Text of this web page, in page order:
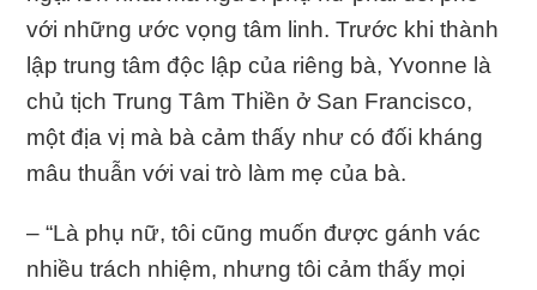
với những ước vọng tâm linh. Trước khi thành
lập trung tâm độc lập của riêng bà, Yvonne là
chủ tịch Trung Tâm Thiền ở San Francisco,
một địa vị mà bà cảm thấy như có đối kháng
mâu thuẫn với vai trò làm mẹ của bà.
– “Là phụ nữ, tôi cũng muốn được gánh vác
nhiều trách nhiệm, nhưng tôi cảm thấy mọi